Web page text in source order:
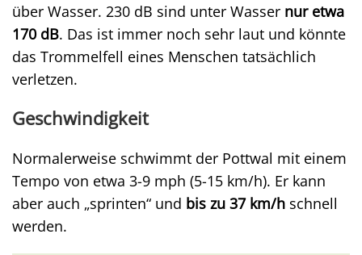
über Wasser. 230 dB sind unter Wasser nur etwa
170 dB. Das ist immer noch sehr laut und könnte
das Trommelfell eines Menschen tatsächlich
verletzen.
Geschwindigkeit
Normalerweise schwimmt der Pottwal mit einem
Tempo von etwa 3-9 mph (5-15 km/h). Er kann
aber auch „sprinten“ und bis zu 37 km/h schnell
werden.